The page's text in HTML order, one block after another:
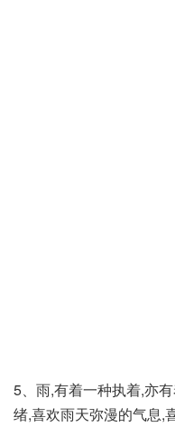
5、雨,有着一种执着,亦
绪,喜欢雨天弥漫的气息,